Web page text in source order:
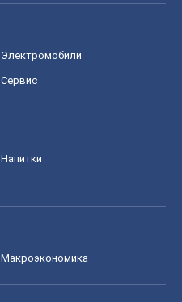
Электромобили
Сервис
Напитки
Mакроэкономика